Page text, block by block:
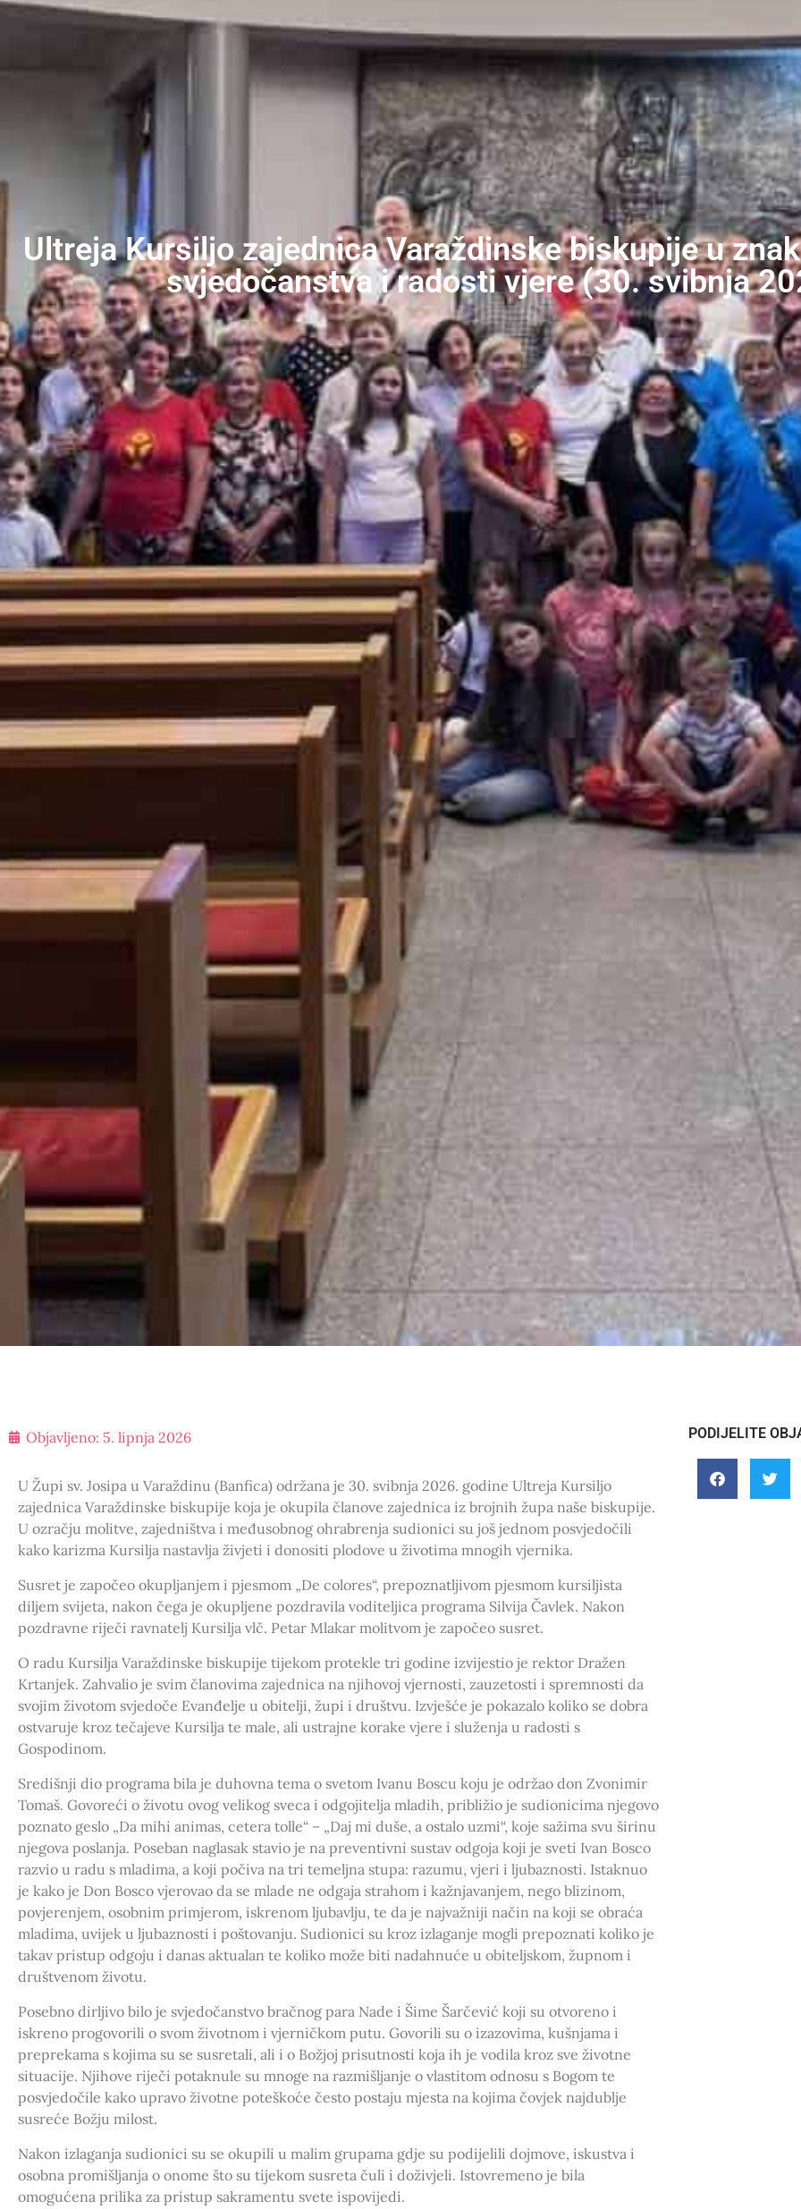
Ultreja Kursiljo zajednica Varaždinske biskupije u
svjedočanstva i radosti vjere (30. svibnja
Objavljeno: 5. lipnja 2026
U Župi sv. Josipa u Varaždinu (Banfica) održana je 30. svibnja 2026. godine Ultreja Kursiljo
zajednica Varaždinske biskupije koja je okupila članove zajednica iz brojnih župa naše biskupije.
U ozračju molitve, zajedništva i međusobnog ohrabrenja sudionici su još jednom posvjedočili
kako karizma Kursilja nastavlja živjeti i donositi plodove u životima mnogih vjernika.
Susret je započeo okupljanjem i pjesmom „De colores“, prepoznatljivom pjesmom kursiljista
diljem svijeta, nakon čega je okupljene pozdravila voditeljica programa Silvija Čavlek. Nakon
pozdravne riječi ravnatelj Kursilja vlč. Petar Mlakar molitvom je započeo susret.
O radu Kursilja Varaždinske biskupije tijekom protekle tri godine izvijestio je rektor Dražen
Krtanjek. Zahvalio je svim članovima zajednica na njihovoj vjernosti, zauzetosti i spremnosti da
svojim životom svjedoče Evanđelje u obitelji, župi i društvu. Izvješće je pokazalo koliko se dobra
ostvaruje kroz tečajeve Kursilja te male, ali ustrajne korake vjere i služenja u radosti s
Gospodinom.
Središnji dio programa bila je duhovna tema o svetom Ivanu Boscu koju je održao don Zvonimir
Tomaš. Govoreći o životu ovog velikog sveca i odgojitelja mladih, približio je sudionicima njegovo
poznato geslo „Da mihi animas, cetera tolle“ – „Daj mi duše, a ostalo uzmi“, koje sažima svu širinu
njegova poslanja. Poseban naglasak stavio je na preventivni sustav odgoja koji je sveti Ivan Bosco
razvio u radu s mladima, a koji počiva na tri temeljna stupa: razumu, vjeri i ljubaznosti. Istaknuo
je kako je Don Bosco vjerovao da se mlade ne odgaja strahom i kažnjavanjem, nego blizinom,
povjerenjem, osobnim primjerom, iskrenom ljubavlju, te da je najvažniji način na koji se obraća
mladima, uvijek u ljubaznosti i poštovanju. Sudionici su kroz izlaganje mogli prepoznati koliko je
takav pristup odgoju i danas aktualan te koliko može biti nadahnuće u obiteljskom, župnom i
društvenom životu.
Posebno dirljivo bilo je svjedočanstvo bračnog para Nade i Šime Šarčević koji su otvoreno i
iskreno progovorili o svom životnom i vjerničkom putu. Govorili su o izazovima, kušnjama i
preprekama s kojima su se susretali, ali i o Božjoj prisutnosti koja ih je vodila kroz sve životne
situacije. Njihove riječi potaknule su mnoge na razmišljanje o vlastitom odnosu s Bogom te
posvjedočile kako upravo životne poteškoće često postaju mjesta na kojima čovjek najdublje
susreće Božju milost.
Nakon izlaganja sudionici su se okupili u malim grupama gdje su podijelili dojmove, iskustva i
osobna promišljanja o onome što su tijekom susreta čuli i doživjeli. Istovremeno je bila
omogućena prilika za pristup sakramentu svete ispovijedi.
PODIJELITE